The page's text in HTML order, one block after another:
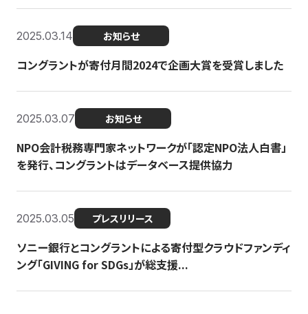
2025.03.14 お知らせ
コングラントが寄付月間2024で企画大賞を受賞しました
2025.03.07 お知らせ
NPO会計税務専門家ネットワークが「認定NPO法人白書」
を発行、コングラントはデータベース提供協力
2025.03.05 プレスリリース
ソニー銀行とコングラントによる寄付型クラウドファンディ
ング「GIVING for SDGs」が総支援...